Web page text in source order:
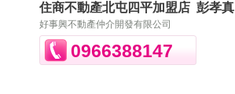
住商不動產北屯四平加盟店 彭孝真
好事興不動產仲介開發有限公司
0966388147